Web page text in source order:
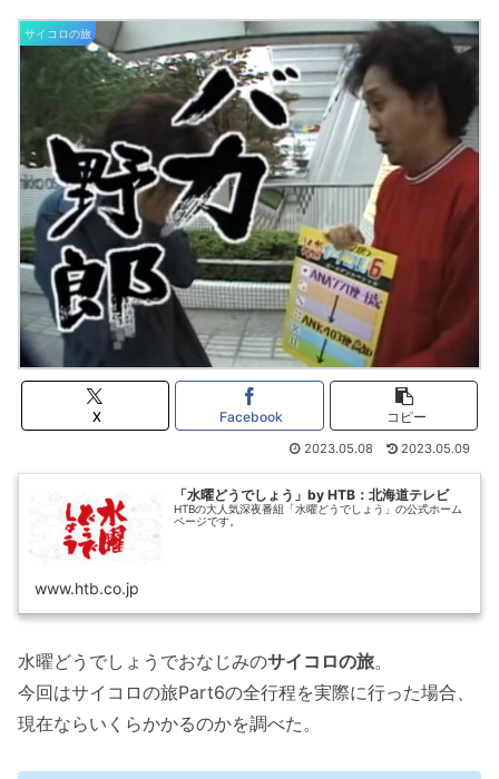
サイコロの旅
X Facebook コピー
2023.05.08 2023.05.09
「水曜どうでしょう」by HTB：北海道テレビ
HTBの大人気深夜番組「水曜どうでしょう」の公式ホーム
ページです。
www.htb.co.jp
水曜どうでしょうでおなじみのサイコロの旅。
今回はサイコロの旅Part6の全行程を実際に行った場合、
現在ならいくらかかるのかを調べた。